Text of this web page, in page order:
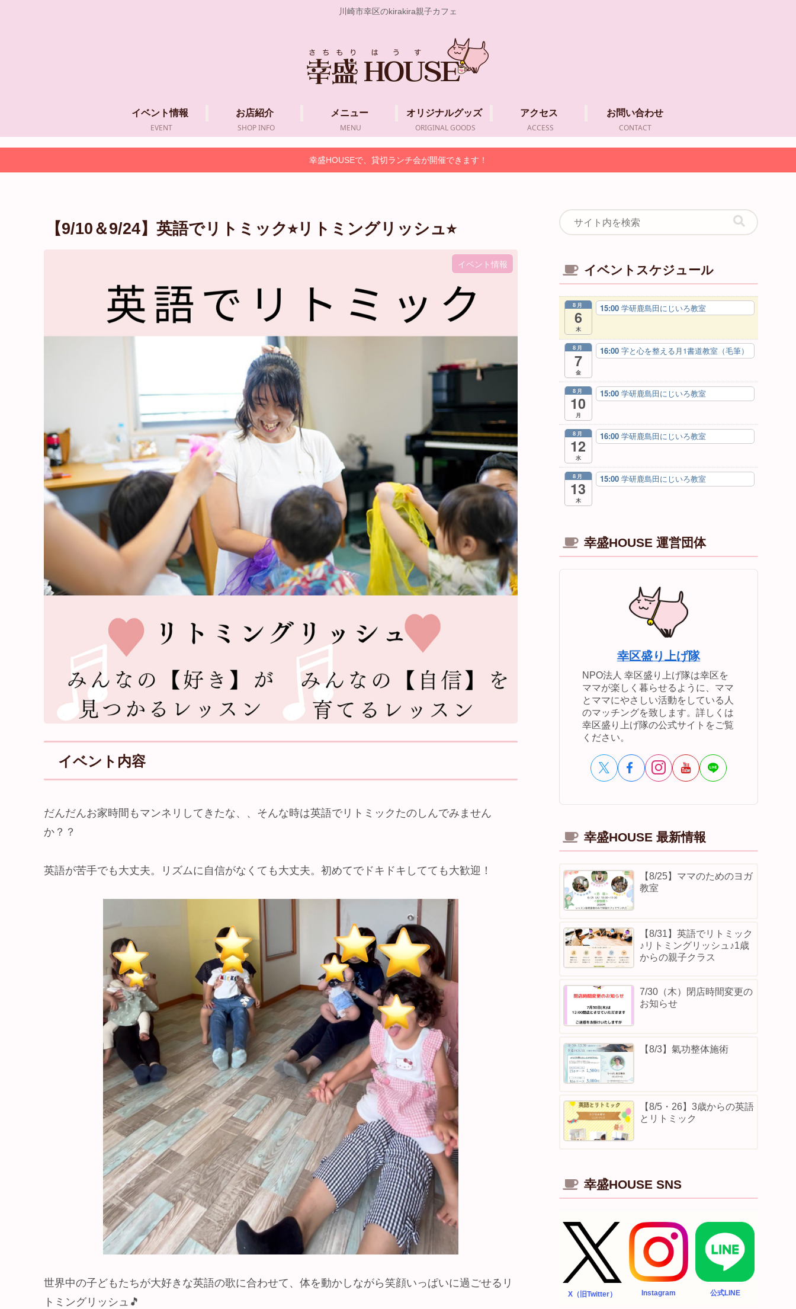
川崎市幸区のkirakira親子カフェ
イベント情報
EVENT
お店紹介
SHOP INFO
メニュー
MENU
オリジナルグッズ
ORIGINAL GOODS
アクセス
ACCESS
お問い合わせ
CONTACT
幸盛HOUSEで、貸切ランチ会が開催できます！
【9/10＆9/24】英語でリトミック⭐︎リトミングリッシュ⭐︎
イベント情報
イベント内容
だんだんお家時間もマンネリしてきたな、、そんな時は英語でリトミックたのしんでみません
か？？
英語が苦手でも大丈夫。リズムに自信がなくても大丈夫。初めてでドキドキしてても大歓迎！
世界中の子どもたちが大好きな英語の歌に合わせて、体を動かしながら笑顔いっぱいに過ごせるリ
トミングリッシュ🎵
イベントスケジュール
8月
6
木
15:00 学研鹿島田にじいろ教室
8月
7
金
16:00 字と心を整える月1書道教室（毛筆）
8月
10
月
15:00 学研鹿島田にじいろ教室
8月
12
水
16:00 学研鹿島田にじいろ教室
8月
13
木
15:00 学研鹿島田にじいろ教室
幸盛HOUSE 運営団体
幸区盛り上げ隊
NPO法人 幸区盛り上げ隊は幸区を
ママが楽しく暮らせるように、ママ
とママにやさしい活動をしている人
のマッチングを致します。詳しくは
幸区盛り上げ隊の公式サイトをご覧
ください。
幸盛HOUSE 最新情報
【8/25】ママのためのヨガ
教室
【8/31】英語でリトミック
♪リトミングリッシュ♪1歳
からの親子クラス
7/30（木）閉店時間変更の
お知らせ
【8/3】⁡氣功整体施術
【8/5・26】3歳からの英語
とリトミック
幸盛HOUSE SNS
X（旧Twitter） Instagram 公式LINE